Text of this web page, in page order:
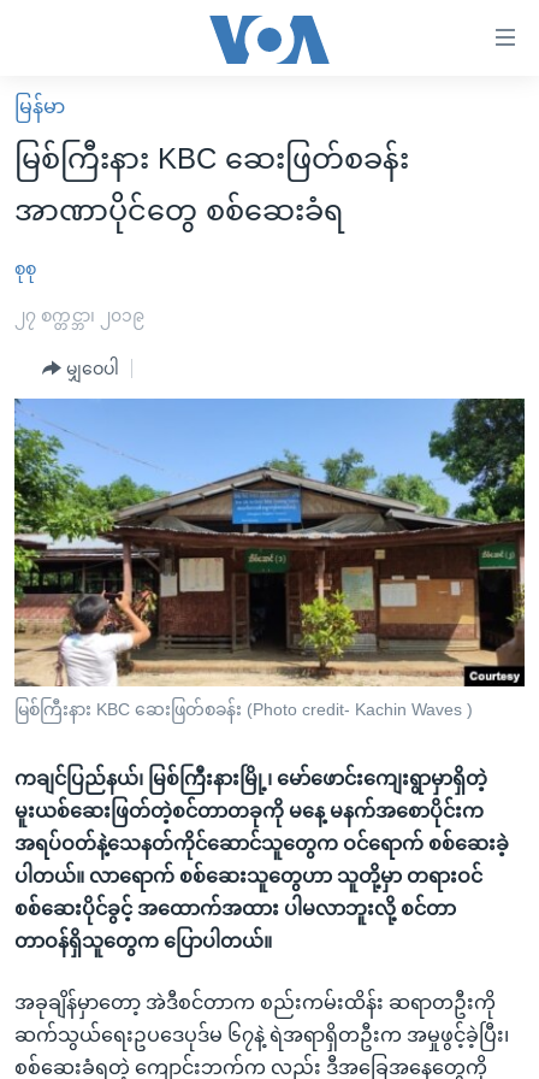
လွယ်ကူ
စေ
များ
ပင်မ
ကျော်
ကြည့်
ရန်
ပင်မ
အ
ညွန်း
စာမျက်နှာ
သို့
ကျော်
ကြည့်
ရှာဖွေ
ရန်
နေရာ
သို့
ကျော်
ရန်
မူလစာမျက်နှာ
မြန်မာ
ကမ္ဘာ့သတင်းများ
အစ္စရေး-ပါလက်စတိုင်း
အင်္ဂလိပ်စာလေ့လာမယ်
အမေရိကန်သုံးအီဒီယံ
မကြေးမုံရဲ့ အင်္ဂလိပ်စာ
ရုပ်ရှင်ထဲက အင်္ဂလိပ်စာ
သုတပဒေသာ အင်္ဂလိပ်စာ
အပတ်စဉ်ကဏ္ဍများ
ရေဒီယို
တီဗွီ
ရေဒီယိုနှင့်ရုပ်သံ အချက်အလက်များ
ရေဒီယို/တီဗွီအစီအစဉ်
Learning English
ဗွီအိုအေ လူမှုကွန်ယက်များ
ဘာသာစကားများ
မြန်မာ
မြစ်ကြီးနား KBC ဆေးဖြတ်စခန်း
အာဏာပိုင်တွေ စစ်ဆေးခံရ
စုစု
၂၇ စက္တင္ဘာ၊ ၂၀၁၉
မျှဝေပါ
မြစ်ကြီးနား KBC ဆေးဖြတ်စခန်း (Photo credit- Kachin Waves )
ကချင်ပြည်နယ်၊ မြစ်ကြီးနားမြို့၊ မော်ဖောင်းကျေးရွာမှာရှိတဲ့
မူးယစ်ဆေးဖြတ်တဲ့စင်တာတခုကို မနေ့ မနက်အစောပိုင်းက
အရပ်ဝတ်နဲ့သေနတ်ကိုင်ဆောင်သူတွေက ဝင်ရောက် စစ်ဆေးခဲ့
ပါတယ်။ လာရောက် စစ်ဆေးသူတွေဟာ သူတို့မှာ တရားဝင်
စစ်ဆေးပိုင်ခွင့် အထောက်အထား ပါမလာဘူးလို့ စင်တာ
တာဝန်ရှိသူတွေက ပြောပါတယ်။
အခုချိန်မှာတော့ အဲဒီစင်တာက စည်းကမ်းထိန်း ဆရာတဦးကို
ဆက်သွယ်ရေးဥပဒေပုဒ်မ ၆၇နဲ့ ရဲအရာရှိတဦးက အမှုဖွင့်ခဲ့ပြီး၊
စစ်ဆေးခံရတဲ့ ကျောင်းဘက်က လည်း ဒီအခြေအနေတွေကို